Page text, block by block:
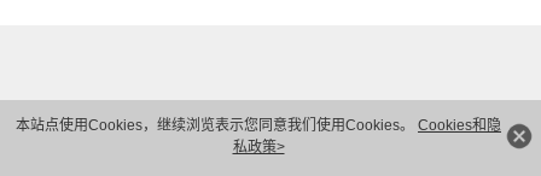
本站点使用Cookies，继续浏览表示您同意我们使用Cookies。 Cookies和隐
私政策>